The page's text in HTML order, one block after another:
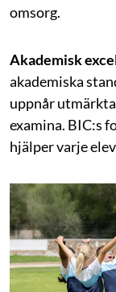
omsorg.
Akademisk
akademiska
uppnår
examina. BIC:s
hjälper varje